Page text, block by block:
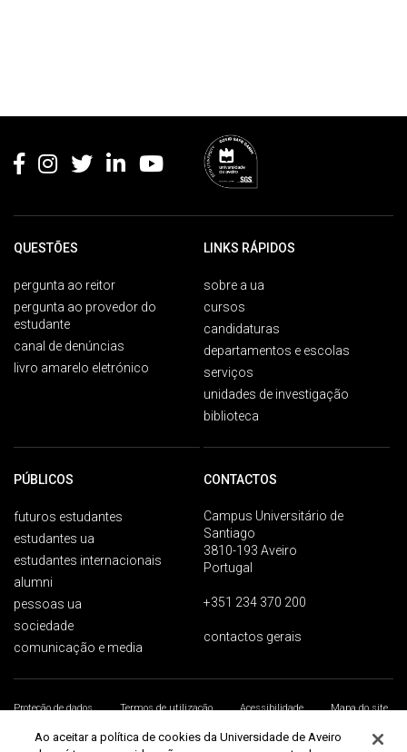
QUESTÕES
pergunta ao reitor
pergunta ao provedor do
estudante
canal de denúncias
livro amarelo eletrónico
LINKS RÁPIDOS
sobre a ua
cursos
candidaturas
departamentos e escolas
serviços
unidades de investigação
biblioteca
PÚBLICOS
futuros estudantes
estudantes ua
estudantes internacionais
alumni
pessoas ua
sociedade
comunicação e media
CONTACTOS
Campus Universitário de
Santiago
3810-193 Aveiro
Portugal
+351 234 370 200
contactos gerais
Proteção de dados Termos de utilização Acessibilidade
Mapa do site
Universidade de Aveiro 2026
Ao aceitar a política de cookies da Universidade de Aveiro